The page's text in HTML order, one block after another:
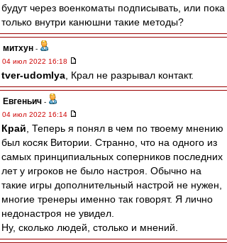
будут через военкоматы подписывать, или пока
только внутри канюшни такие методы?
митхун -
04 июл 2022 16:18
tver-udomlya , Крал не разрывал контакт.
Евгеньич -
04 июл 2022 16:14
Край , Теперь я понял в чем по твоему мнению
был косяк Витории. Странно, что на одного из
самых принципиальных соперников последних
лет у игроков не было настроя. Обычно на
такие игры дополнительный настрой не нужен,
многие тренеры именно так говорят. Я лично
недонастроя не увидел.
Ну, сколько людей, столько и мнений.